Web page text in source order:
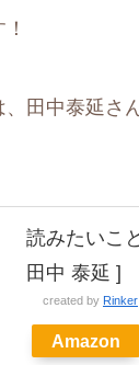
田中泰延さ
読みたいこ
田中 泰延 ]
created by Rinker
Amazon